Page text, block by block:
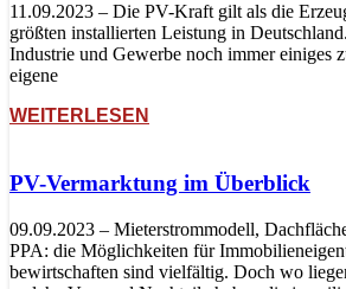
11.09.2023 – Die PV-Kraft gilt als die
größten installierten Leistung in
Industrie und Gewerbe noch immer einiges
eigene
WEITERLESEN
PV-Vermarktung im Überblick
09.09.2023 – Mieterstrommodell,
PPA: die Möglichkeiten für
bewirtschaften sind vielfältig. Doch wo